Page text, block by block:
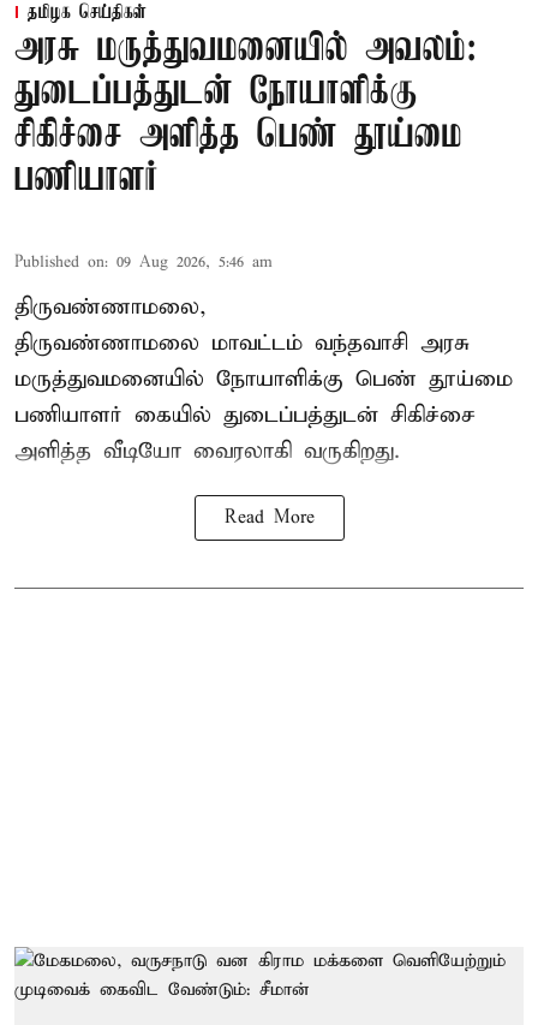
தமிழக செய்திகள்
அரசு மருத்துவமனையில் அவலம்:
துடைப்பத்துடன் நோயாளிக்கு
சிகிச்சை அளித்த பெண் தூய்மை
பணியாளர்
Published on: 09 Aug 2026, 5:46 am
திருவண்ணாமலை,
திருவண்ணாமலை மாவட்டம் வந்தவாசி அரசு
மருத்துவமனையில் நோயாளிக்கு பெண் தூய்மை
பணியாளர் கையில் துடைப்பத்துடன் சிகிச்சை
அளித்த வீடியோ வைரலாகி வருகிறது.
Read More